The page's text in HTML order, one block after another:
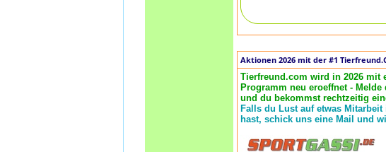
Aktionen 2026 mit der #1
Tierfreund.com wird in 2026 mit
Programm neu eroeffnet -
und du bekommst rechtzeitig
Falls du Lust auf etwas
hast, schick uns eine Mail und